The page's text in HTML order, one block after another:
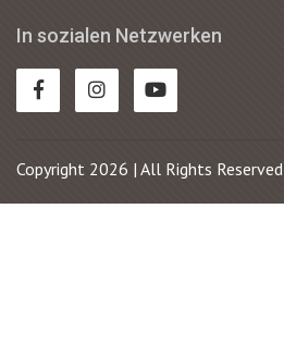
In sozialen Netzwerken
Copyright 2026 | All Rights Reserved